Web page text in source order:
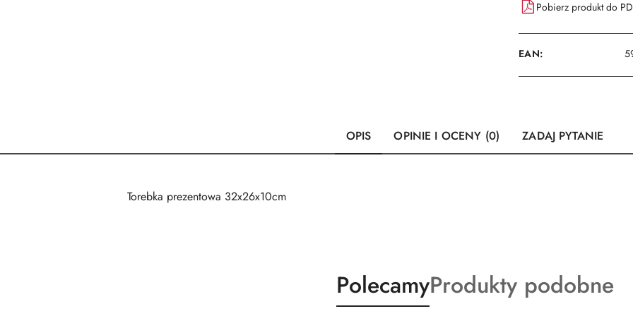
Pobierz produkt do
EAN:
OPIS OPINIE I OCENY (0) ZADAJ PYTANIE
Torebka prezentowa 32x26x10cm
Produkty
PolecamyProdukty
Produkty podobne